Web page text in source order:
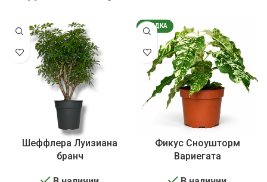
Шеффлера Луизиана
бранч
СКИДКА
Фикус Сноушторм
Вариегата